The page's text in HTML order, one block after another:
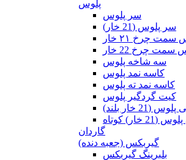
پلوس
سر پلوس
سر پلوس (21 خار)
سه شاخه پلوس
کاسه نمد پلوس
کاسه نمد ته پلوس
کیت گردگیر پلوس
(21 خار بلند)
خار) کوتاه
گاردان
گیربکس (جعبه دنده)
بلبرینگ گیربکس